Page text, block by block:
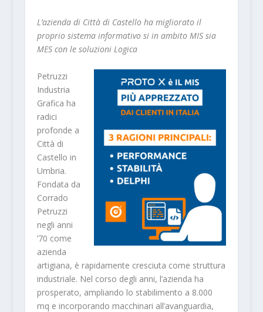
L’azienda di Città di Castello ha migliorato il
proprio sistema informativo si in ambito MIS sia
MES con le soluzioni Logica
Petruzzi
Industria
Grafica ha
radici
profonde a
Città di
Castello in
Umbria.
Fondata da
Corrado
Petruzzi
negli anni
’70 come
azienda
artigiana, è rapidamente cresciuta come struttura
industriale. Nel corso degli anni, l’azienda ha
prosperato, ampliando lo stabilimento a 8.000
mq e incorporando macchinari all’avanguardia,